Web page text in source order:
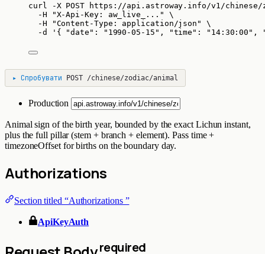
curl -X POST
https://api.astroway.info/v1/chinese/
-H
"X-Api-Key: aw_live_... "
\
-H
"Content-Type: application/json "
\
-d
' { "date": "1990-05-15", "time":
▸ Спробувати POST /chinese/zodiac/animal
Production
Animal sign of the birth year, bounded by the exact Lichun instant,
plus the full pillar (stem + branch + element). Pass time +
timezoneOffset for births on the boundary day.
Authorizations
Section titled “Authorizations ”
ApiKeyAuth
required